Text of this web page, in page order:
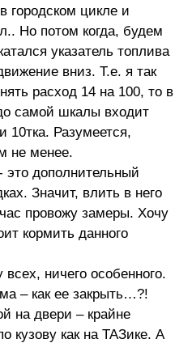
городском цикле и
Но потом когда, будем
указатель топлива
вниз. Т.е. я так
расход 14 на 100, то в
самой шкалы входит
10тка. Разумеется,
не менее.
дополнительный
Значит, влить в него
провожу замеры. Хочу
кормить данного
ничего особенного.
– как ее закрыть…?!
на двери – крайне
кузову как на ТАЗике. А